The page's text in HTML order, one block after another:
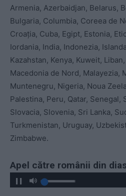
Armenia, Azerbaidjan, Belarus,
Bulgaria, Columbia, Coreea de
Croația, Cuba, Egipt, Estonia,
Iordania, India, Indonezia,
Kazahstan, Kenya, Kuweit,
Macedonia de Nord, Malayezia,
Muntenegru, Nigeria, Noua
Palestina, Peru, Qatar, Senegal,
Slovacia, Slovenia, Sri Lanka,
Turkmenistan, Uruguay,
Zimbabwe.
Apel către românii din